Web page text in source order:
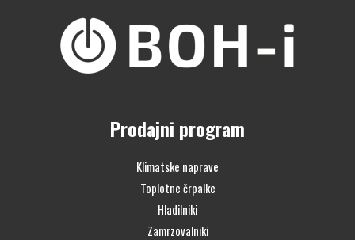
Prodajni program
Klimatske naprave
Toplotne črpalke
Hladilniki
Zamrzovalniki